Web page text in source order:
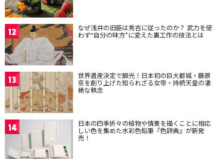
12 なぜ浅井の旧臣は秀吉に従ったのか？ 武力を使
わず“自分の味方”に変えた裏工作の技法とは
13 世界遺産決定で脚光！日本初の巨大都城・藤原
京を創り上げた知られざる女帝・持統天皇の凄
絶な執念
14 日本の四季折々の植物や情景を描くことに相応
しい色を集めた水彩色鉛筆『色辞典』が新発
売！